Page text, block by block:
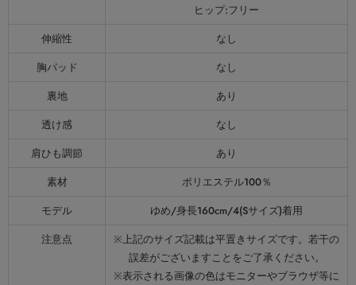
ヒップ:フリー
伸縮性
なし
胸パッド
なし
裏地
あり
透け感
なし
肩ひも調節
あり
素材
ポリエステル100％
モデル
ゆめ/身長160cm/4(Sサイズ)着用
注意点
※上記のサイズ記載は平置きサイズです。若干の
誤差がございますことをご了承ください。
※表示される画像の色はモニターやブラウザ等に